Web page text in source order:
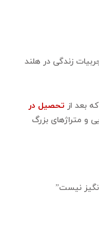
گذرد. امیر علی چالش ها و تجربیات زندگی در هلند
بعد از تحصیل در
و متراژهای بزرگ
نیست”